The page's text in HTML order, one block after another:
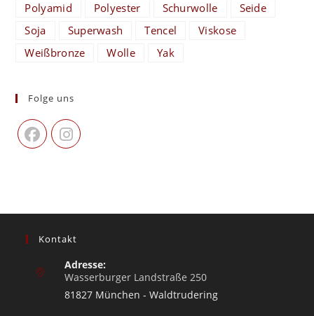
Polyamid
Polyester Schurwolle
Seide
Soja
Superwash Tencel
Viskose
Weißbronze
Wolle Yak
Folge uns
Kontakt
Adresse:
Wasserburger Landstraße 250
81827 München - Waldtrudering